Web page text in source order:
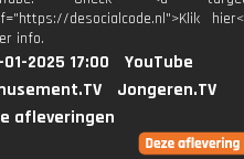
desocialcode.nl">Klik
info.
01-2025 17:00
YouTube
Jongeren.TV
afleveringen